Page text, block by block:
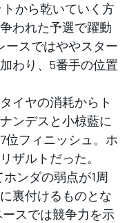
から乾いていく方
われた予選で躍動
ースではややスター
わり、5番手の位置
イヤの消耗からト
ンデスと小椋藍に
位フィニッシュ。ホ
ザルトだった。
ンダの弱点が1周
裏付けるものとな
ースでは競争力を示